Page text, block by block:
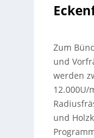
Zum
und
werden
12.000U/
und